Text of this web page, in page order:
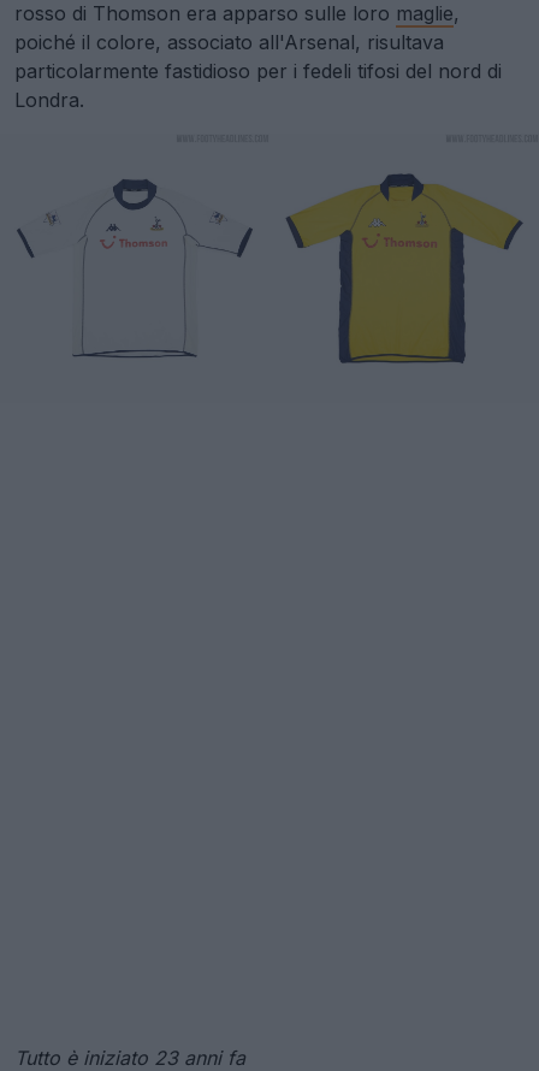
rosso di Thomson era apparso sulle loro maglie,
poiché il colore, associato all'Arsenal, risultava
particolarmente fastidioso per i fedeli tifosi del nord di
Londra.
Tutto è iniziato 23 anni fa